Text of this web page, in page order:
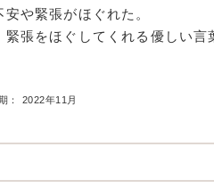
や緊張がほぐれた。
張をほぐしてくれる優しい言
： 2022年11月